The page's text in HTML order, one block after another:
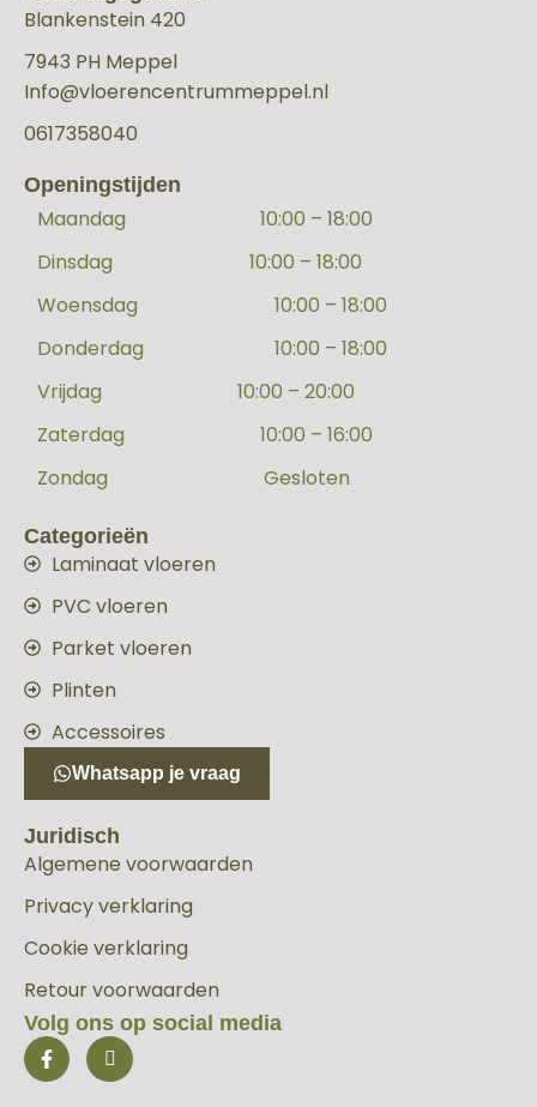
Blankenstein 420
7943 PH Meppel
Info@vloerencentrummeppel.nl
0617358040
Openingstijden
Maandag
10:00 – 18:00
Dinsdag
10:00 – 18:00
Woensdag
10:00 – 18:00
Donderdag
10:00 – 18:00
Vrijdag
10:00 – 20:00
Zaterdag
10:00 – 16:00
Zondag
Gesloten
Categorieën
Laminaat vloeren
PVC vloeren
Parket vloeren
Plinten
Accessoires
Whatsapp je vraag
Juridisch
Algemene voorwaarden
Privacy verklaring
Cookie verklaring
Retour voorwaarden
Volg ons op social media